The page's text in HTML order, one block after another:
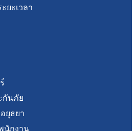
ยะเวลา
กันภัย
ยุธยา
นักงาน